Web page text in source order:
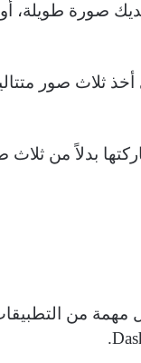
لديك صورة طويلة،
ثلاث صور
بدلاً من